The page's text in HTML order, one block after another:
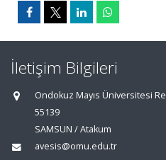
İletişim Bilgileri
Ondokuz Mayıs Üniversitesi
55139
SAMSUN / Atakum
avesis@omu.edu.tr